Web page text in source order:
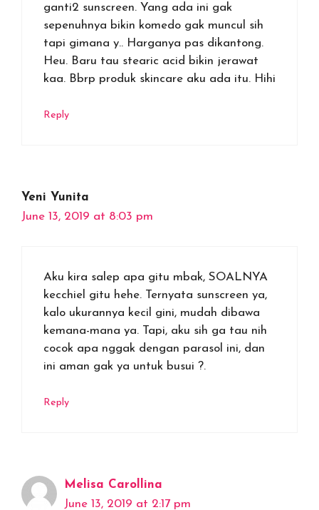
ganti2 sunscreen. Yang ada ini gak
sepenuhnya bikin komedo gak muncul sih
tapi gimana y.. Harganya pas dikantong.
Heu. Baru tau stearic acid bikin jerawat
kaa. Bbrp produk skincare aku ada itu. Hihi
Reply
Yeni Yunita
June 13, 2019 at 8:03 pm
Aku kira salep apa gitu mbak, SOALNYA
kecchiel gitu hehe. Ternyata sunscreen ya,
kalo ukurannya kecil gini, mudah dibawa
kemana-mana ya. Tapi, aku sih ga tau nih
cocok apa nggak dengan parasol ini, dan
ini aman gak ya untuk busui ?.
Reply
Melisa Carollina
June 13, 2019 at 2:17 pm